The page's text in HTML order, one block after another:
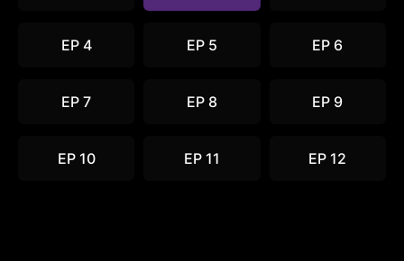
EP 4 EP 5 EP 6
EP 7 EP 8 EP 9
EP 10 EP 11 EP 12